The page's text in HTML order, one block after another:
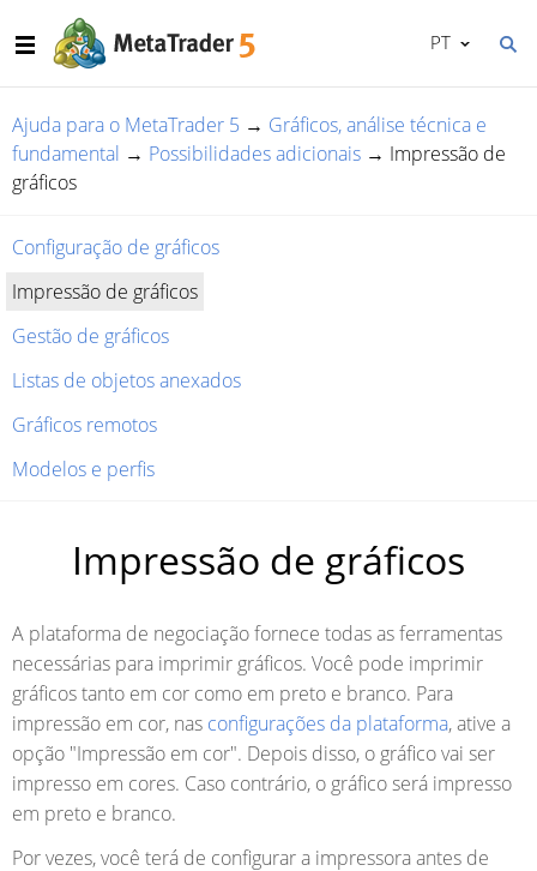
PT
Ajuda para o MetaTrader 5 → Gráficos, análise técnica e
fundamental → Possibilidades adicionais → Impressão de
gráficos
Configuração de gráficos
Impressão de gráficos
Gestão de gráficos
Listas de objetos anexados
Gráficos remotos
Modelos e perfis
Impressão de gráficos
A plataforma de negociação fornece todas as ferramentas
necessárias para imprimir gráficos. Você pode imprimir
gráficos tanto em cor como em preto e branco. Para
impressão em cor, nas configurações da plataforma, ative a
opção "Impressão em cor". Depois disso, o gráfico vai ser
impresso em cores. Caso contrário, o gráfico será impresso
em preto e branco.
Por vezes, você terá de configurar a impressora antes de